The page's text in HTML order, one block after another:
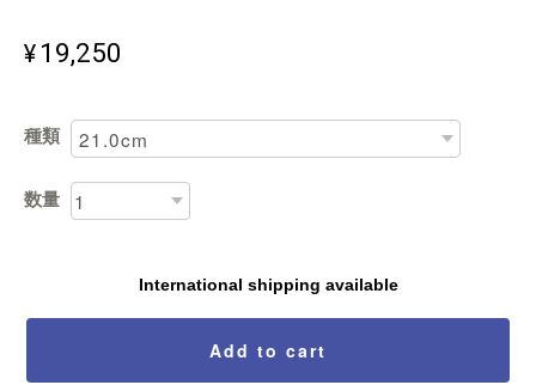
¥19,250
種類
数量
International shipping available
Add to cart